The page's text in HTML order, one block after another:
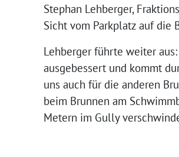
Stephan Lehberger,
Sicht vom Parkplatz auf die
Lehberger führte weiter
ausgebessert und kommt
uns auch für die anderen
beim Brunnen am
Metern im Gully